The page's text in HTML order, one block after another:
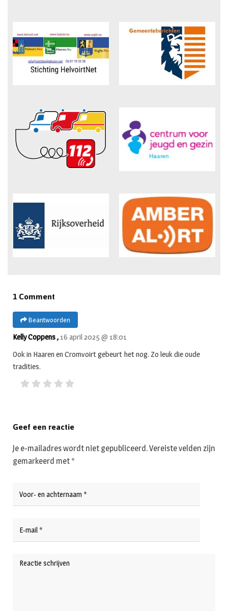
1 Comment
Beantwoorden
Kelly Coppens , 16 april 2025 @ 18:01
Ook in Haaren en Cromvoirt gebeurt het nog. Zo leuk die oude
tradities.
Geef een reactie
Je e-mailadres wordt niet gepubliceerd.Vereiste velden zijn
gemarkeerd met *